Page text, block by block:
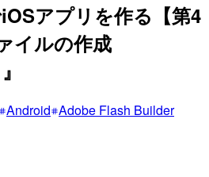
アプリを作る【第4
イルの作成
Android Adobe Flash Builder